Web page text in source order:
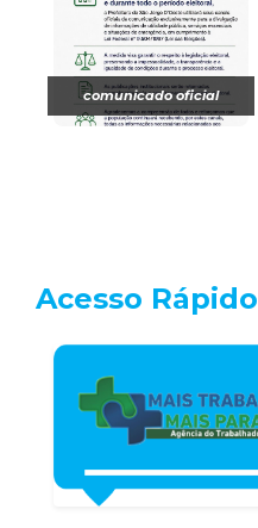
comunicado oficial
Acesso Rápido